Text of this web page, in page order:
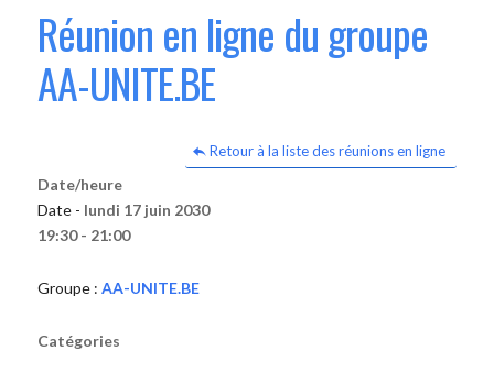
Réunion en ligne du groupe
AA-UNITE.BE
Retour à la liste des réunions en ligne
Date/heure
Date - lundi 17 juin 2030
19:30 - 21:00
Groupe : AA-UNITE.BE
Catégories